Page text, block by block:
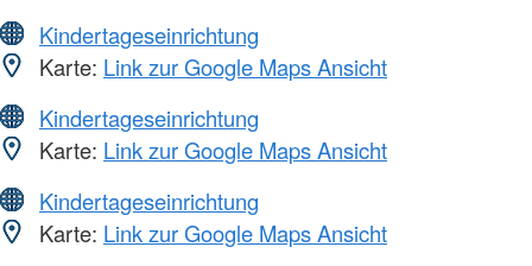
Kindertageseinrichtung
Karte: Link zur Google Maps Ansicht
Kindertageseinrichtung
Karte: Link zur Google Maps Ansicht
Kindertageseinrichtung
Karte: Link zur Google Maps Ansicht